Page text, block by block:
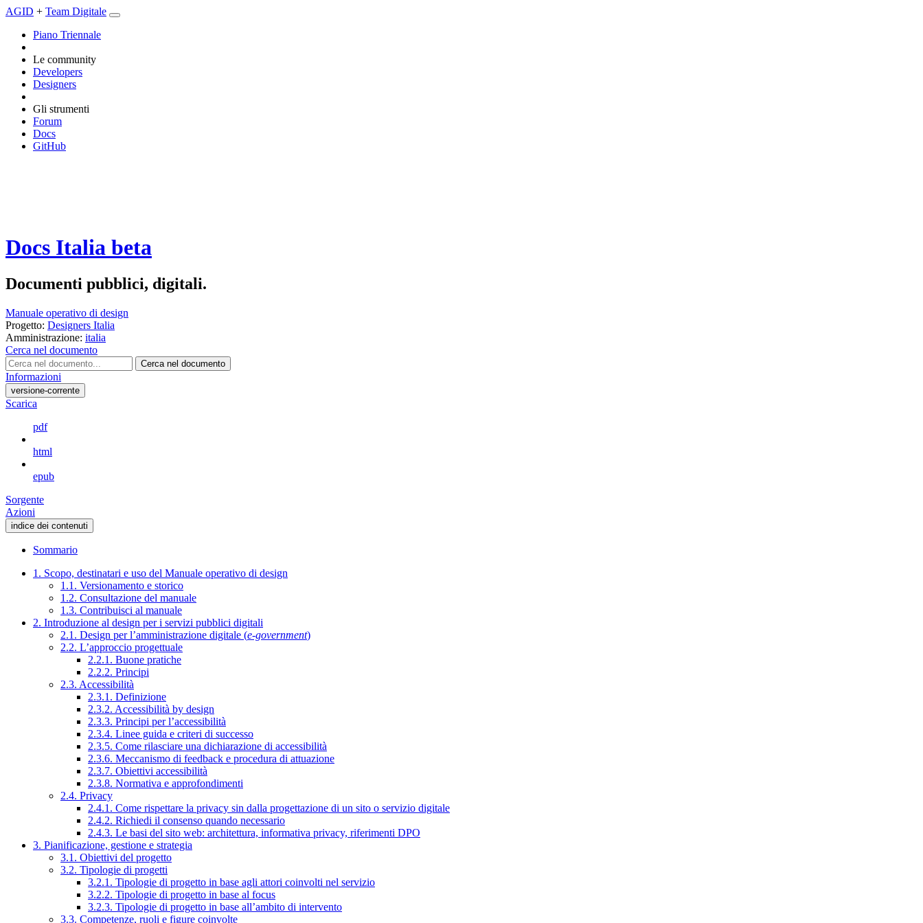
AGID + Team Digitale
Piano Triennale
Le community
Developers
Designers
Gli strumenti
Forum
Docs
GitHub
Docs Italia beta
Documenti pubblici, digitali.
Manuale operativo di design
Progetto: Designers Italia
Amministrazione: italia
Cerca nel documento
Cerca nel documento
Informazioni
versione-corrente
Scarica
pdf
html
epub
Sorgente
Azioni
indice dei contenuti
Sommario
1. Scopo, destinatari e uso del Manuale operativo di design
1.1. Versionamento e storico
1.2. Consultazione del manuale
1.3. Contribuisci al manuale
2. Introduzione al design per i servizi pubblici digitali
2.1. Design per l’amministrazione digitale (e-government)
2.2. L’approccio progettuale
2.2.1. Buone pratiche
2.2.2. Principi
2.3. Accessibilità
2.3.1. Definizione
2.3.2. Accessibilità by design
2.3.3. Principi per l’accessibilità
2.3.4. Linee guida e criteri di successo
2.3.5. Come rilasciare una dichiarazione di accessibilità
2.3.6. Meccanismo di feedback e procedura di attuazione
2.3.7. Obiettivi accessibilità
2.3.8. Normativa e approfondimenti
2.4. Privacy
2.4.1. Come rispettare la privacy sin dalla progettazione di un sito o servizio digitale
2.4.2. Richiedi il consenso quando necessario
2.4.3. Le basi del sito web: architettura, informativa privacy, riferimenti DPO
3. Pianificazione, gestione e strategia
3.1. Obiettivi del progetto
3.2. Tipologie di progetti
3.2.1. Tipologie di progetto in base agli attori coinvolti nel servizio
3.2.2. Tipologie di progetto in base al focus
3.2.3. Tipologie di progetto in base all’ambito di intervento
3.3. Competenze, ruoli e figure coinvolte